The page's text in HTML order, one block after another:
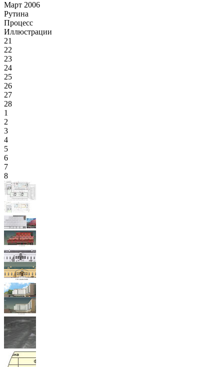
Март 2006
Рутина
Процесс
Иллюстрации
21
22
23
24
25
26
27
28
1
2
3
4
5
6
7
8